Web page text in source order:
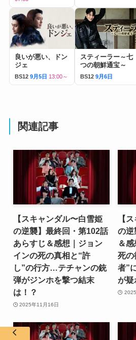
良いが悪い、ドン
ジェ
BS12 9月5日 13:00～
スティーラー～七
つの朝鮮通宝～
BS12 9月6日
関連記事
【スキャンダル〜白雪姫
の逆襲】最終回・第102話
あらすじ＆感想｜ジョン
インの死の真相と“許
し”の行方…テチャンの銃
弾がジンホを撃つ結末
は！？
2025年11月16日
【
の逆
＆
死の
者”
が疑